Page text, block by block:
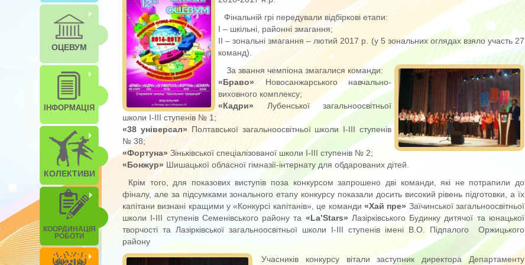
ОЦЕВУМ
ІНФОРМАЦІЯ
КОЛЕКТИВИ
КООРДИНАЦІЯ
РОБОТИ
Фінальній грі передували відбіркові етапи:
І – шкільні, районні змагання;
ІІ – зональні змагання – лютий 2017 р. (у 5 зональних оглядах взяло участь 27
команд).
За звання чемпіона змагалися команди:
«Браво»Новосанжарського навчально-
виховного комплексу;
«Кадри»Лубенської загальноосвітньої
школи І-ІІІ ступенів № 1;
«38 універсал» Полтавської загальноосвітньої школи І-ІІІ ступенів
№ 38;
«Фортуна» Зіньківської спеціалізованої школи І-ІІІ ступенів № 2;
«Бонжур»Шишацької обласної гімназії-інтернату для обдарованих дітей.
Крім того, для показових виступів поза конкурсом запрошено дві команди, які не потрапили до
фіналу, але за підсумками зонального етапу конкурсу показали досить високий рівень підготовки, а їх
капітани визнані кращими у «Конкурсі капітанів», це команди «Хай пре» Заїчинської загальноосвітньої
школи І-ІІІ ступенів Семенівського району та «La’Stars» Лазірківського Будинку дитячої та юнацької
творчості та Лазірківської загальноосвітньої школи І-ІІІ ступенів імені В.О. Підпалого
Оржицького
району
Учасників конкурсу вітали заступник директора Департаменту